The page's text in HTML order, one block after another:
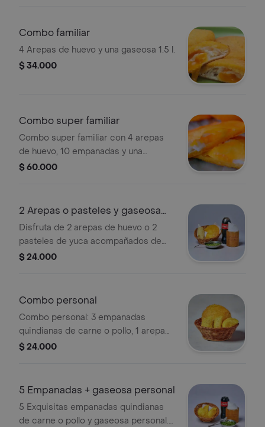
Combo familiar
4 Arepas de huevo y una gaseosa 1.5 l.
$ 34.000
Combo super familiar
Combo super familiar con 4 arepas
de huevo, 10 empanadas y una
gaseosa de 1.5 litros.
$ 60.000
2 Arepas o pasteles y gaseosa
personal
Disfruta de 2 arepas de huevo o 2
pasteles de yuca acompañados de
una gaseosa personal.
$ 24.000
Combo personal
Combo personal: 3 empanadas
quindianas de carne o pollo, 1 arepa
de huevo o pastel, y gaseosa
$ 24.000
5 Empanadas + gaseosa personal
5 Exquisitas empanadas quindianas
de carne o pollo y gaseosa personal.